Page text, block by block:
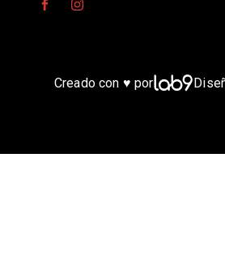
Creado con ♥ por